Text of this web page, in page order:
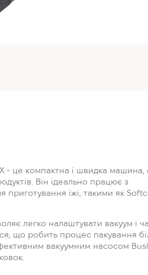
- це компактна і швидка машина,
Він ідеально працює з
їжі, такими як
легко налаштувати вакуум і
що робить процес пакування
вакуумним насосом